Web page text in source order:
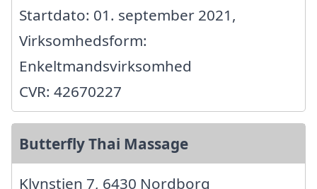
Startdato: 01. september 2021,
Virksomhedsform:
Enkeltmandsvirksomhed
CVR: 42670227
Butterfly Thai Massage
Klynstien 7, 6430 Nordborg